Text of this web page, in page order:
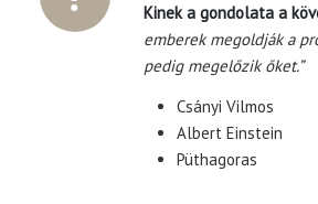
Kinek a gondolata a
emberek megoldják a
pedig megelőzik őket.”
Csányi Vilmos
Albert Einstein
Püthagoras